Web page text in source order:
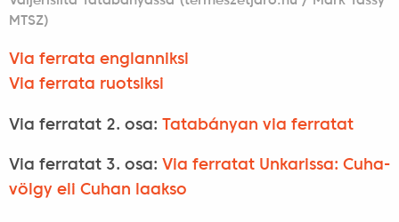
MTSZ)
Via ferrata englanniksi
Via ferrata ruotsiksi
Via ferratat 2. osa: Tatabányan via ferratat
Via ferratat 3. osa: Via ferratat Unkarissa: Cuha-
völgy eli Cuhan laakso